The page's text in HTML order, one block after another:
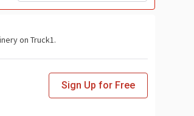
on Truck1.
Sign Up for Free